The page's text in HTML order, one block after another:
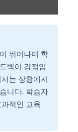
뛰어나며 학
백이 강점입
는 상황에서
니다. 학습자
적인 교육